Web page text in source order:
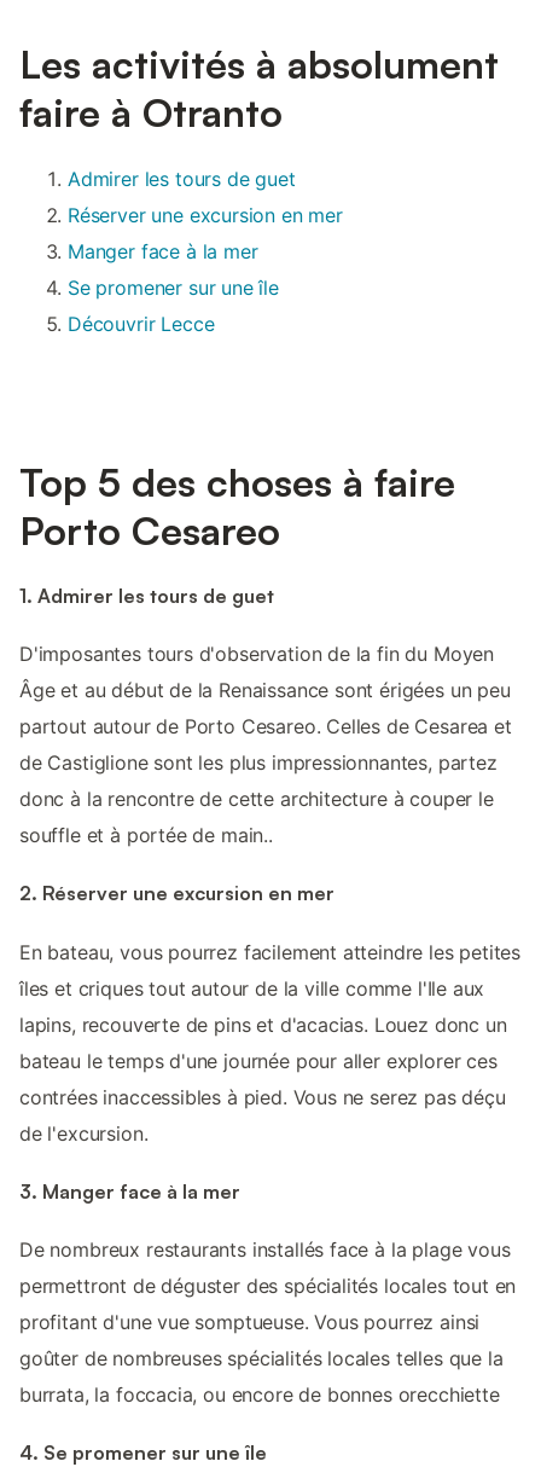
Les activités à absolument
faire à Otranto
Admirer les tours de guet
Réserver une excursion en mer
Manger face à la mer
Se promener sur une île
Découvrir Lecce
Top 5 des choses à faire
Porto Cesareo
1. Admirer les tours de guet
D'imposantes tours d'observation de la fin du Moyen
Âge et au début de la Renaissance sont érigées un peu
partout autour de Porto Cesareo. Celles de Cesarea et
de Castiglione sont les plus impressionnantes, partez
donc à la rencontre de cette architecture à couper le
souffle et à portée de main..
2. Réserver une excursion en mer
En bateau, vous pourrez facilement atteindre les petites
îles et criques tout autour de la ville comme l'Ile aux
lapins, recouverte de pins et d'acacias. Louez donc un
bateau le temps d'une journée pour aller explorer ces
contrées inaccessibles à pied. Vous ne serez pas déçu
de l'excursion.
3. Manger face à la mer
De nombreux restaurants installés face à la plage vous
permettront de déguster des spécialités locales tout en
profitant d'une vue somptueuse. Vous pourrez ainsi
goûter de nombreuses spécialités locales telles que la
burrata, la foccacia, ou encore de bonnes orecchiette
4. Se promener sur une île